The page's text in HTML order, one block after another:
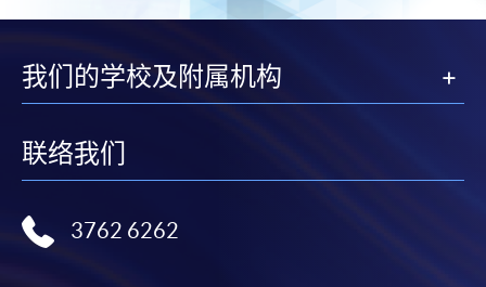
我们的学校及附属机构
联络我们
3762 6262